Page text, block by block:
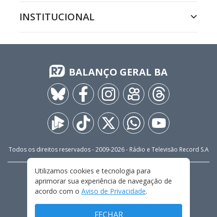
INSTITUCIONAL
BALANÇO GERAL BA
Todos os direitos reservados - 2009-2026- Rádio e Televisão Record S.A
FALE CONOSCO
PRIVACIDADE
TERMOS E CONDIÇÕES DE USO
Utilizamos cookies e tecnologia para
aprimorar sua experiência de navegação de
acordo com o Aviso de Privacidade.
FECHAR